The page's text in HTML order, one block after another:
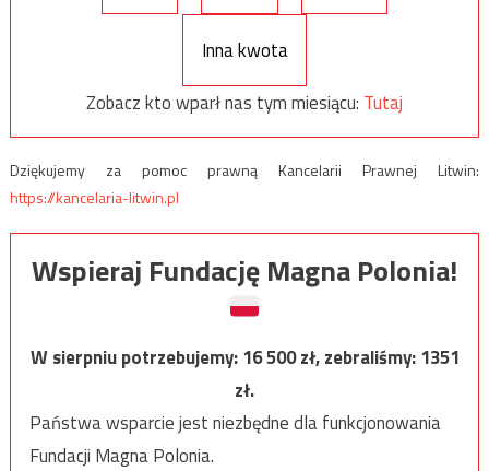
Inna kwota
Zobacz kto wparł nas tym miesiącu: Tutaj
Dziękujemy za pomoc prawną Kancelarii Prawnej Litwin:
https://kancelaria-litwin.pl
Wspieraj Fundację Magna Polonia!
W sierpniu potrzebujemy:16 500zł, zebraliśmy:1351
zł.
Państwa wsparcie jest niezbędne dla funkcjonowania
Fundacji Magna Polonia.